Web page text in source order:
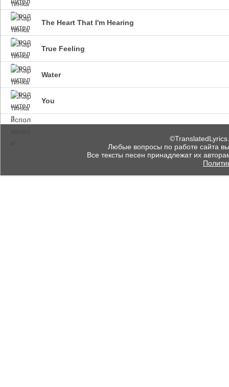
The Heart That I'm Hearing
True Feeling
Water
You
Любые вопросы по работе сайта
Все тексты песен принадлежат их